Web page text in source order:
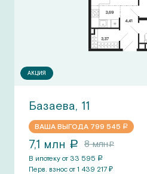
АКЦИЯ
Базаева, 11
ВАША ВЫГОДА 799 545 a
7,1 млн a 8млнa
В ипотеку от 33 595 a
Перв. взнос от 1 439 217 ₽